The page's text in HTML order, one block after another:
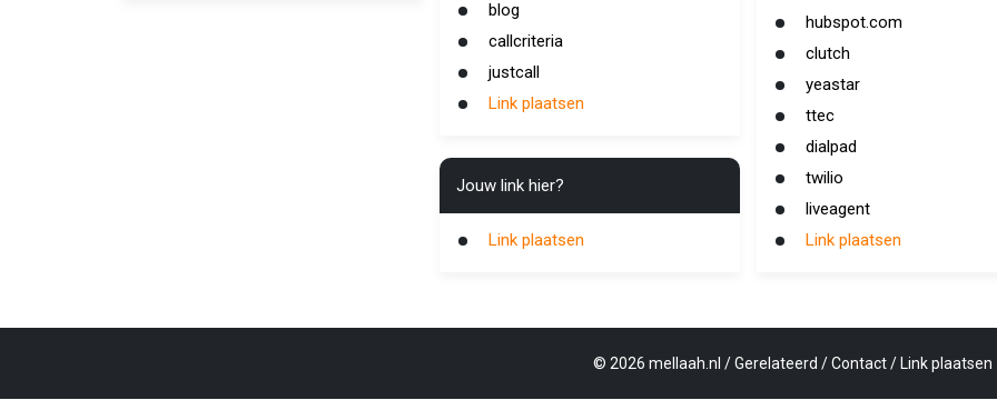
blog
callcriteria
justcall
Link plaatsen
Jouw link hier?
Link plaatsen
hubspot.com
clutch
yeastar
ttec
dialpad
twilio
liveagent
Link plaatsen
© 2026 mellaah.nl /Gerelateerd /Contact/Link plaatsen